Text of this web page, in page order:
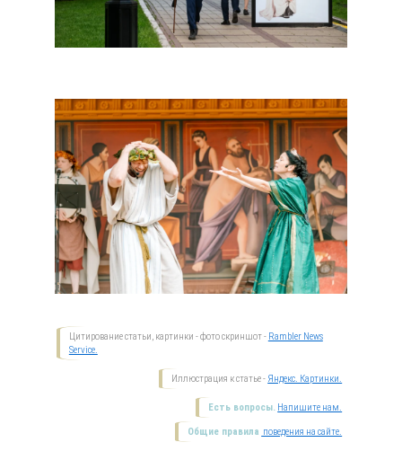
Цитирование статьи, картинки - фото скриншот - Rambler News
Service.
Иллюстрация к статье - Яндекс. Картинки.
Есть вопросы. Напишите нам.
Общие правила поведения на сайте.